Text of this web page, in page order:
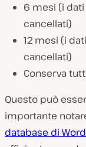
6 mesi (i
cancellati)
12 mesi (i
cancellati)
Conserva
Questo può
importante
database di